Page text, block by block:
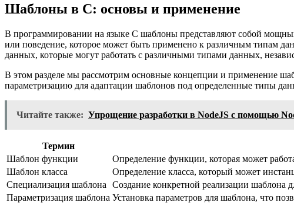
Шаблоны в C: основы и применение
В программировании на языке C шаблоны представляют собой
или поведение, которое может быть применено к различным типам
данных, которые могут работать с различными типами данных,
В этом разделе мы рассмотрим основные концепции и применение
параметризацию для адаптации шаблонов под определенные типы
Читайте также: Упрощение разработки в NodeJS с помощью
Термин
Шаблон функции
Определение функции, которая может
Шаблон класса
Определение класса, который может
Специализация шаблона
Создание конкретной реализации шаблона
Параметризация шаблона Установка параметров для шаблона, что